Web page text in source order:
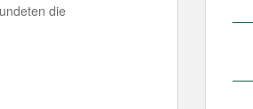
die